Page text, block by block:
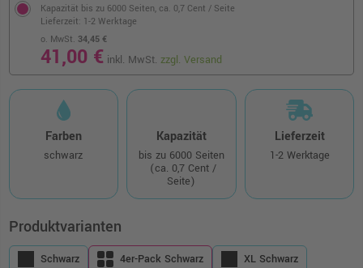
Kapazität bis zu 6000 Seiten, ca. 0,7 Cent / Seite
o. MwSt. 34,45 €
41,00 € inkl. MwSt.zzgl. Versand
Lieferzeit: 1-2 Werktage
Farben
schwarz
Kapazität
bis zu 6000 Seiten
(ca. 0,7 Cent /
Seite)
Lieferzeit
1-2 Werktage
Produktvarianten
Schwarz 4er-Pack Schwarz
XL Schwarz